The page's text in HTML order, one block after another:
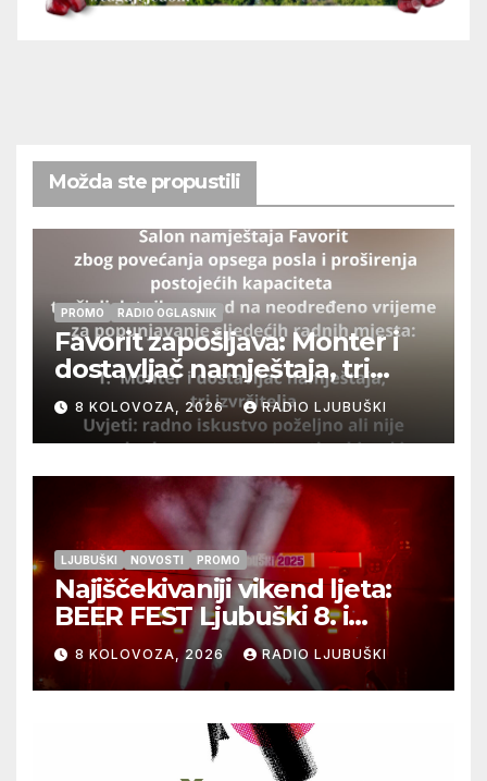
Možda ste propustili
PROMO RADIO OGLASNIK
Favorit zapošljava: Monter i
dostavljač namještaja, tri
izvršitelja
8 KOLOVOZA, 2026 RADIO LJUBUŠKI
LJUBUŠKI NOVOSTI PROMO
Najiščekivaniji vikend ljeta:
BEER FEST Ljubuški 8. i
9.kolovoza
8 KOLOVOZA, 2026 RADIO LJUBUŠKI